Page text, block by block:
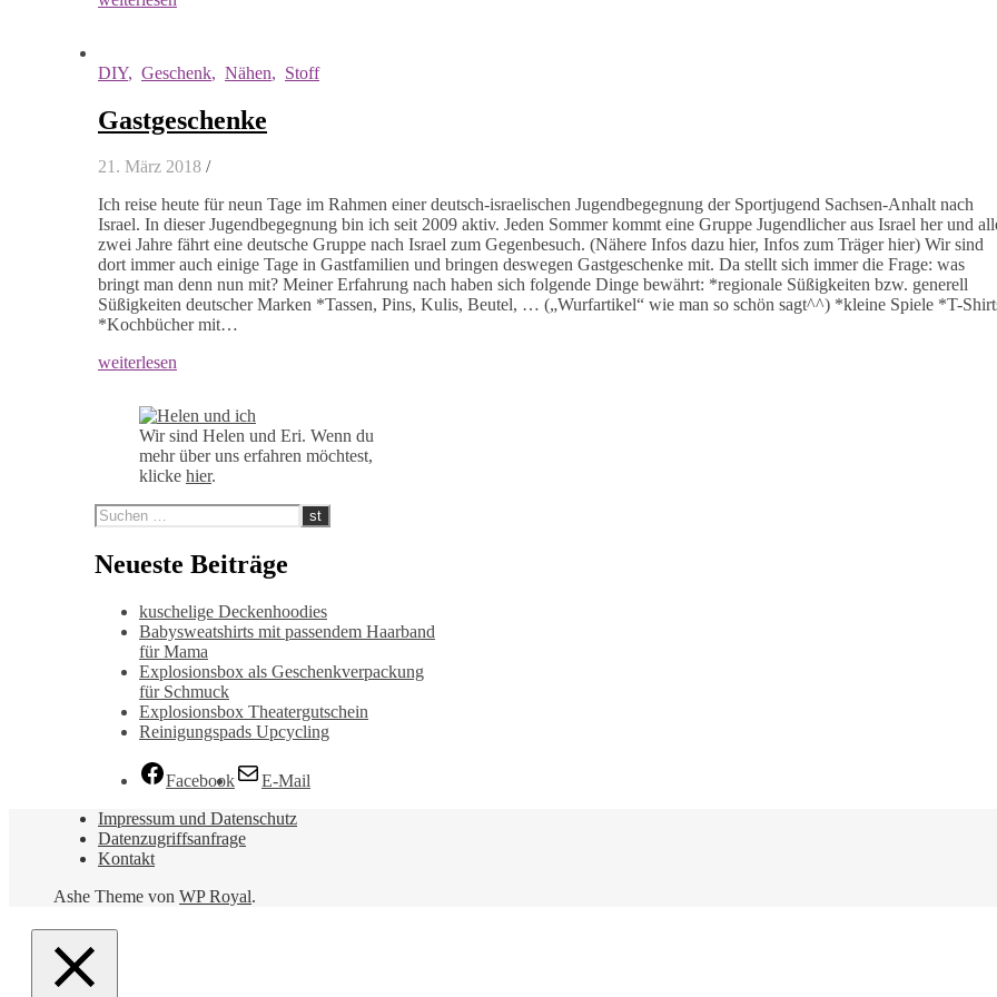
DIY, Geschenk, Nähen, Stoff
Gastgeschenke
21. März 2018 /
Ich reise heute für neun Tage im Rahmen einer deutsch-israelischen Jugendbegegnung der Sportjugend Sachsen-Anhalt nach
Israel. In dieser Jugendbegegnung bin ich seit 2009 aktiv. Jeden Sommer kommt eine Gruppe Jugendlicher aus Israel her und
zwei Jahre fährt eine deutsche Gruppe nach Israel zum Gegenbesuch. (Nähere Infos dazu hier, Infos zum Träger hier) Wir sind
dort immer auch einige Tage in Gastfamilien und bringen deswegen Gastgeschenke mit. Da stellt sich immer die Frage: was
bringt man denn nun mit? Meiner Erfahrung nach haben sich folgende Dinge bewährt: *regionale Süßigkeiten bzw. generell
Süßigkeiten deutscher Marken *Tassen, Pins, Kulis, Beutel, … („Wurfartikel“ wie man so schön sagt^^) *kleine Spiele *T-
*Kochbücher mit…
weiterlesen
Wir sind Helen und Eri. Wenn du
mehr über uns erfahren möchtest,
klicke hier.
Neueste Beiträge
kuschelige Deckenhoodies
Babysweatshirts mit passendem Haarband
für Mama
Explosionsbox als Geschenkverpackung
für Schmuck
Explosionsbox Theatergutschein
Reinigungspads Upcycling
Facebook
E-Mail
Impressum und Datenschutz
Datenzugriffsanfrage
Kontakt
Ashe Theme von WP Royal.